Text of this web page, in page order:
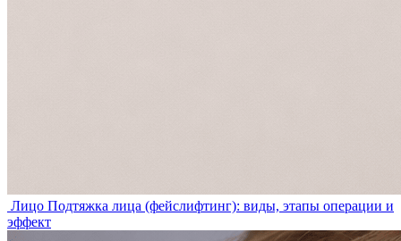
Лицо Подтяжка лица (фейслифтинг): виды, этапы операции и
эффект